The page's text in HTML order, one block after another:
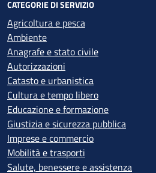
CATEGORIE DI SERVIZIO
Agricoltura e pesca
Ambiente
Anagrafe e stato civile
Autorizzazioni
Catasto e urbanistica
Cultura e tempo libero
Educazione e formazione
Giustizia e sicurezza pubblica
Imprese e commercio
Mobilità e trasporti
Salute, benessere e assistenza